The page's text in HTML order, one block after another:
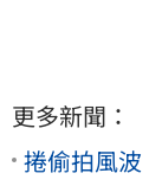
更多新聞：
捲偷拍風波